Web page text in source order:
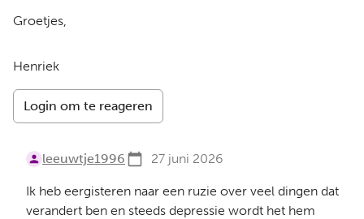
Groetjes,
Henriek
Login om te reageren
leeuwtje1996 27 juni 2026
Ik heb eergisteren naar een ruzie over veel dingen dat
verandert ben en steeds depressie wordt het hem